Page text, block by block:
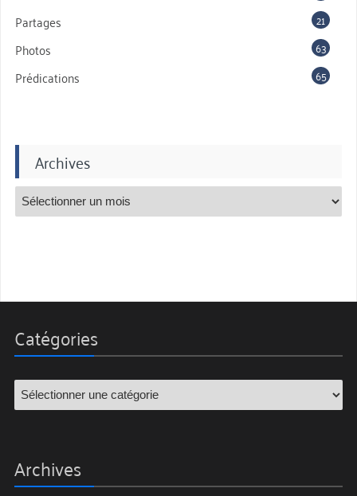
Partages 21
Photos 63
Prédications 65
Archives
Catégories
Archives